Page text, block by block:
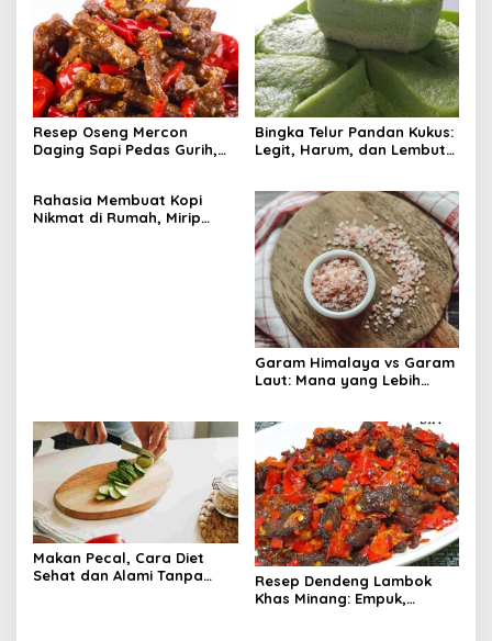
Resep Oseng Mercon
Daging Sapi Pedas Gurih,
Bingka Telur Pandan Kukus:
Legit, Harum, dan Lembut
Rahasia Membuat Kopi
Nikmat di Rumah, Mirip
Garam Himalaya vs Garam
Laut: Mana yang Lebih
Makan Pecal, Cara Diet
Sehat dan Alami Tanpa
Resep Dendeng Lambok
Khas Minang: Empuk,